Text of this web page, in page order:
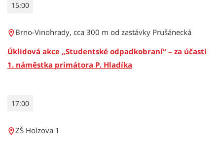
15:00
Brno-Vinohrady, cca 300 m od zastávky Prušánecká
Úklidová akce „Studentské odpadkobraní“ – za účasti
1. náměstka primátora P. Hladíka
17:00
ZŠ Holzova 1